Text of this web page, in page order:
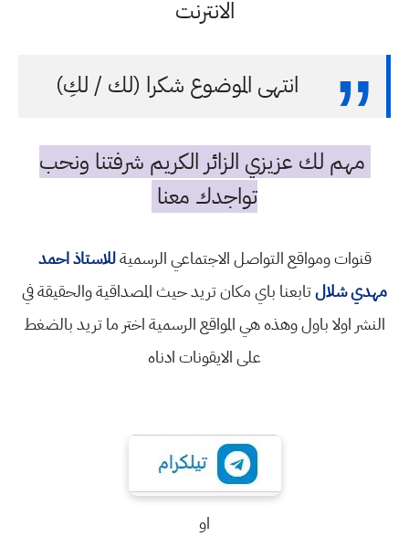
الانترنت
انتهى الموضوع شكرا (لك / لكِ)
مهم لك عزيزي الزائر الكريم شرفتنا ونحب
تواجدك معنا
قنوات ومواقع التواصل الاجتماعي الرسميةللاستاذ احمد
مهدي شلالتابعنا باي مكان تريد حيث المصداقية والحقيقة في
النشر اولا باول وهذه هي المواقع الرسمية اختر ما تريد بالضغط
على الايقونات ادناه
او